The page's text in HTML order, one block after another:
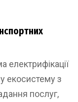
електрифікації
екосистему з
послуг,